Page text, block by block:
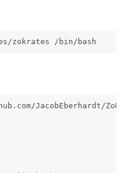
zokrates /bin/bash
JacobEberhardt/